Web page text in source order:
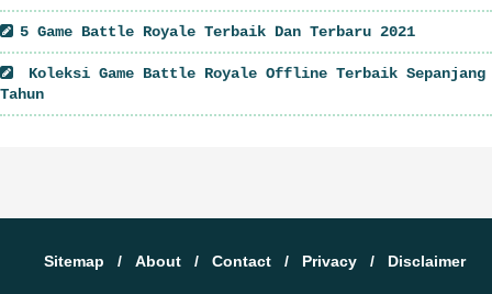
5 Game Battle Royale Terbaik Dan Terbaru 2021
Koleksi Game Battle Royale Offline Terbaik Sepanjang
Tahun
Sitemap About Contact Privacy Disclaimer